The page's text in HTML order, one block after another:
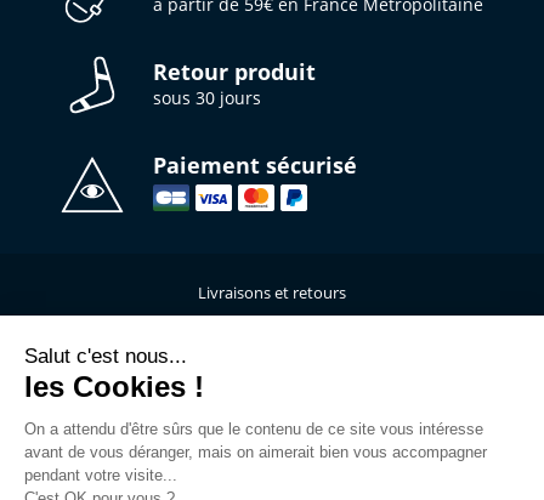
Retour produit
sous 30 jours
Paiement sécurisé
Livraisons et retours
Qui sommes-nous ?
C.G.V
Salut c'est nous...
les Cookies !
On a attendu d'être sûrs que le contenu de ce site vous intéresse
avant de vous déranger, mais on aimerait bien vous accompagner
pendant votre visite...